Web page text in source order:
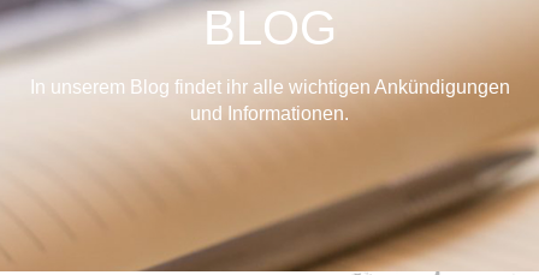
BLOG
In unserem Blog findet ihr alle wichtigen Ankündigungen
und Informationen.